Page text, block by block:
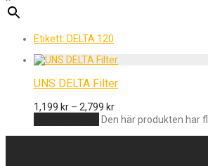
Etikett: DELTA 120
UNS DELTA Filter
1,199 kr – 2,799 kr
Den här produkten har